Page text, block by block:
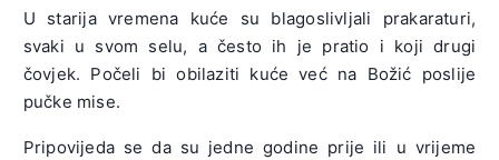
U starija vremena kuće su blagoslivljali prakaraturi,
svaki u svom selu, a često ih je pratio i koji drugi
čovjek. Počeli bi obilaziti kuće već na Božić poslije
pučke mise.
Pripovijeda se da su jedne godine prije ili u vrijeme